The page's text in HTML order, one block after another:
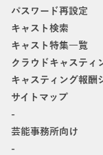
パスワード再設定
キャスト検索
キャスト特集一覧
クラウドキャスティ
キャスティング報酬
サイトマップ
-
芸能事務所向け
-